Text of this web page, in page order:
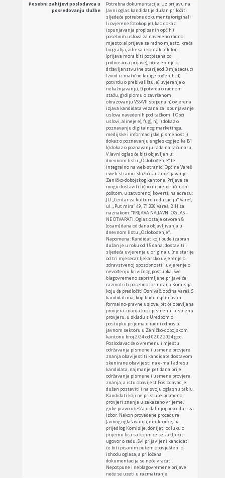
Posebni zahtjevi poslodavca u
posredovanju službe
Potrebna dokumentacija: Uz prijavu na
Javni oglas kandidat je dužan priložiti
sljedeće potrebne dokumente (originali
li ovjerene fotokopije), kao dokaz
ispunjavanja propisanih općih i
posebnih uslova za navedeno radno
mjesto: a) prijava za radno mjesto, kraća
biografija, adresa i kontak telefon
(prijava mora biti potpisana od
podnosioca prijave), b) uvjerenje o
državljanstvu (ne starijeod 3 mjeseca), c)
Izvod iz matične knjige rođenih, d)
potvrdu o prebivalištu, e) uvjerenje o
nekažnjavanju, f) potvrda o radnom
stažu, g) diplomu o završenom
obrazovanju VSS/VII stepena h) ovjerena
izjava kandidata vezana za ispunjavanje
uslova navedenih pod tačkom II Opći
uslovi, alineje e), f), g), h), i) dokaz o
poznavanju digitalnog marketinga,
medijske i informacijske pismenost j)
dokaz o poznavanju engleskog jezika B1
k) dokaz o poznavanju rada na računaru
V Javni oglas će biti objavljen u:
dnevnom listu „Oslobođenje“ te
integralno na web-stranici Općine Vareš
i web-stranici Služba za zapošljavanje
Zeničko-dobojskog kantona. Prijave se
mogu dostaviti lično ili preporučenom
poštom, u zatvorenoj koverti, na adresu:
JU „Centar za kulturu i edukaciju“ Vareš,
ul. „Put mira“ 49, 71330 Vareš, BiH sa
naznakom: “PRIJAVA NA JAVNI OGLAS –
NE OTVARATI. Oglas ostaje otvoren 8
(osam) dana od dana objavljivanja u
dnevnom listu „Oslobođenje“.
Napomena: Kandidat koji bude izabran
dužan je u roku od 15 dana, dostaviti i
sljedeća uvjerenja u originalu (ne starije
od tri mjeseca): ljekarsko uvjerenje o
zdravstvenoj sposobnosti i uvjerenje o
nevođenju krivičnog postupka. Sve
blagovremeno zaprimljene prijave će
razmotriti posebno formirana Komisija
koju će predložiti Osnivač, općina Vareš. S
kandidatima, koji budu ispunjavali
formalno-pravne uslove, bit će obavljena
provjera znanja kroz pismenu i usmenu
provjeru, u skladu s Uredbom o
postupku prijema u radni odnos u
javnom sektoru u Zeničko-dobojskom
kantonu broj 2/24 od 02.02.2024.god.
Poslodavac će o vremenu i mjestu
održavanja pismene i usmene provjere
znanja obavijestiti kandidate dostavom
skenirane obavijesti na e-mail adresu
kandidata, najmanje pet dana prije
održavanja pismene i usmene provjere
znanja, a istu obavijest Poslodavac je
dužan postaviti i na svoju oglasnu tablu.
Kandidati koji ne pristupe pismenoj
provjeri znanja u zakazano vrijeme,
gube pravo učešća u daljnjoj proceduri za
izbor. Nakon provedene procedure
Javnog oglašavanja, direktor će, na
prijedlog Komisije, donijeti odluku o
prijemu lica sa kojim će se zaključiti
ugovor o radu. Svi prijavljeni kandidati
će biti pisanim putem obavješteni o
ishodu oglasa, a priložena
dokumentacija se neće vraćati.
Nepotpune i neblagovremene prijave
neće se uzeti u razmatranje.